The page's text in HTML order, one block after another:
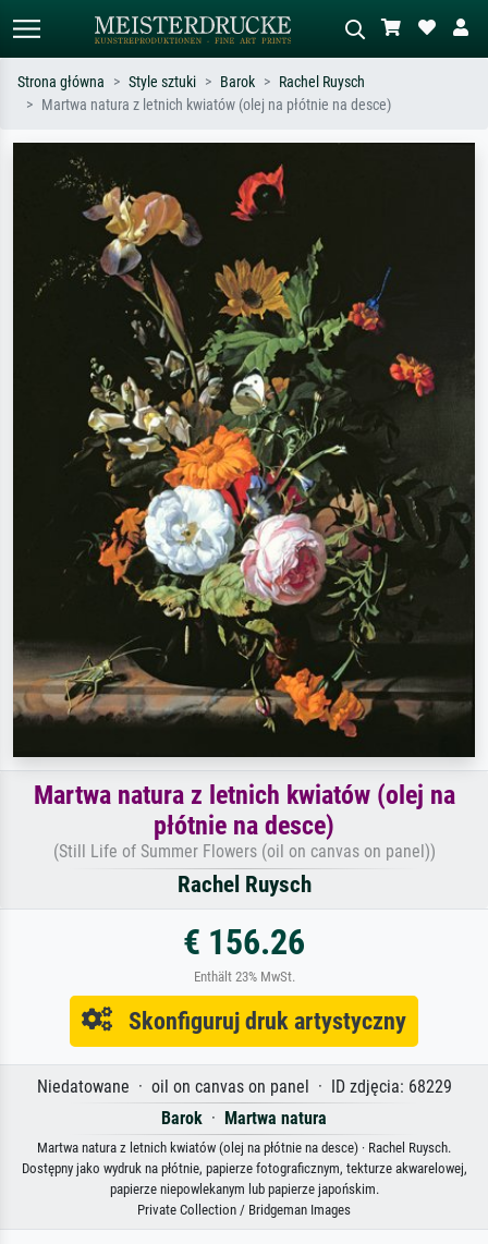
Szukaj wg artysty, tytułu lub stylu – np.
Monet, Gwiaździsta noc,
impresjonizm, fala Hokusaia, akt.
Opisz scenę – np. zielona łąka,
abstrakcja z czerwienią, ciemny olej,
Strona główna Style sztuki Barok
Rachel Ruysch
Martwa natura z letnich kwiatów (olej na płótnie na desce)
Martwa natura z letnich kwiatów (olej na
płótnie na desce)
(Still Life of Summer Flowers (oil on canvas on panel))
Rachel Ruysch
€ 156.26
Enthält 23% MwSt.
Skonfiguruj druk artystyczny
Niedatowane · oil on canvas on panel · ID zdjęcia: 68229
Barok · Martwa natura
Martwa natura z letnich kwiatów (olej na płótnie na desce) · Rachel Ruysch.
Dostępny jako wydruk na płótnie, papierze fotograficznym, tekturze akwarelowej,
papierze niepowlekanym lub papierze japońskim.
Private Collection / Bridgeman Images